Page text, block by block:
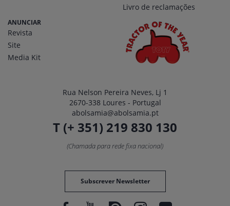
Livro de reclamações
ANUNCIAR
Revista
Site
Media Kit
Rua Nelson Pereira Neves, Lj 1
2670-338 Loures - Portugal
abolsamia@abolsamia.pt
T (+ 351) 219 830 130
(Chamada para rede fixa nacional)
Subscrever Newsletter